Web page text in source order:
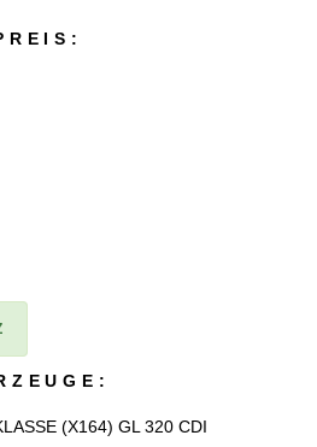
(X164) GL 320 CDI